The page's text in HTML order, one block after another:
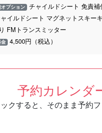
プション チャイルドシート 免責補
イルドシート マグネットスキー
FMトランスミッター
金 4,500円（税込）
予約カレンダ
クすると、そのまま予約